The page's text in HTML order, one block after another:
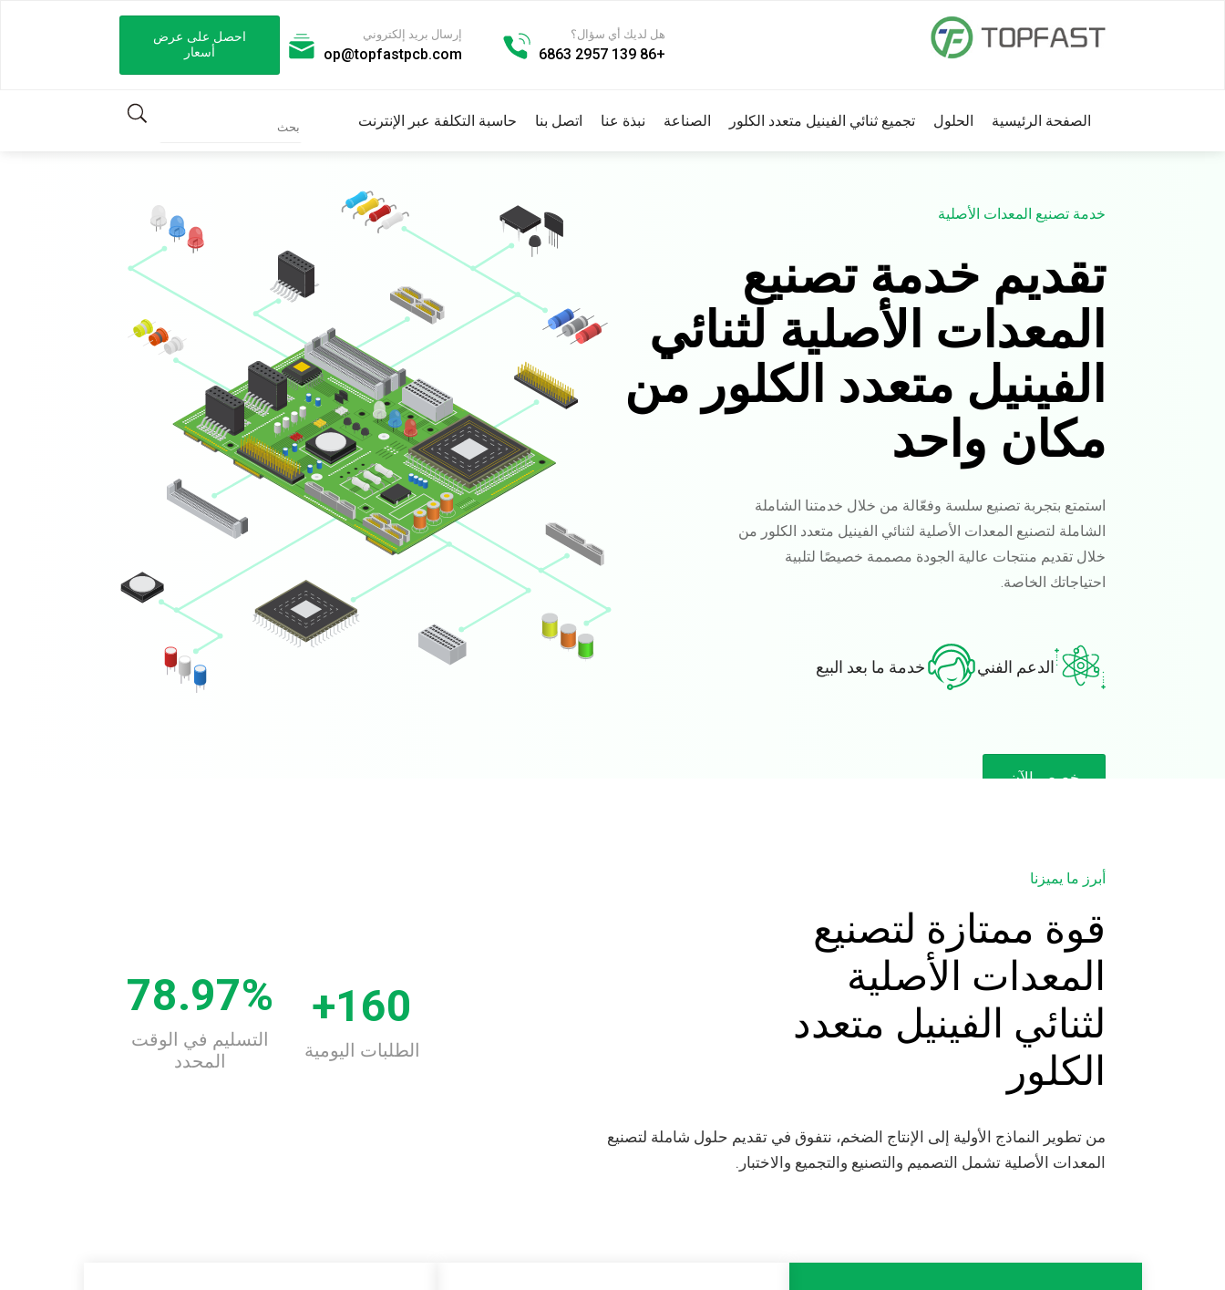
هل لديك أي سؤال؟
+86 139 2957 6863
إرسال بريد إلكتروني
op@topfastpcb.com
احصل على عرض
أسعار
الصفحة الرئيسية الحلول تجميع ثنائي الفينيل متعدد الكلور الصناعة نبذة عنا اتصل بنا حاسبة التكلفة عبر الإنترنت
خدمة تصنيع المعدات الأصلية
تقديم خدمة تصنيع
المعدات الأصلية لثنائي
الفينيل متعدد الكلور من
مكان واحد
استمتع بتجربة تصنيع سلسة وفعّالة من خلال خدمتنا الشاملة
الشاملة لتصنيع المعدات الأصلية لثنائي الفينيل متعدد الكلور من
خلال تقديم منتجات عالية الجودة مصممة خصيصًا لتلبية
احتياجاتك الخاصة.
الدعم الفني خدمة ما بعد البيع
خصص الآن
أبرز ما يميزنا
قوة ممتازة لتصنيع
المعدات الأصلية
لثنائي الفينيل متعدد
الكلور
من تطوير النماذج الأولية إلى الإنتاج الضخم، نتفوق في تقديم حلول شاملة لتصنيع
المعدات الأصلية تشمل التصميم والتصنيع والتجميع والاختبار.
160+
الطلبات اليومية
78.97%
التسليم في الوقت
المحدد